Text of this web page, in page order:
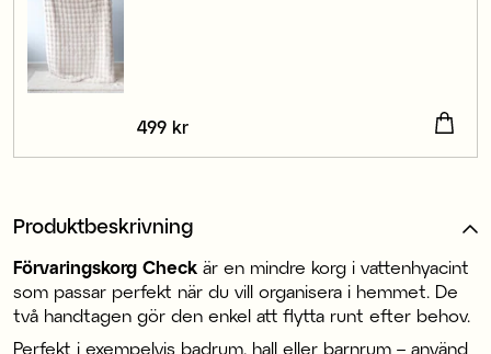
Pris :499 kr
499 kr
Produktbeskrivning
Förvaringskorg Check är en mindre korg i vattenhyacint
som passar perfekt när du vill organisera i hemmet. De
två handtagen gör den enkel att flytta runt efter behov.
Perfekt i exempelvis badrum, hall eller barnrum – använd